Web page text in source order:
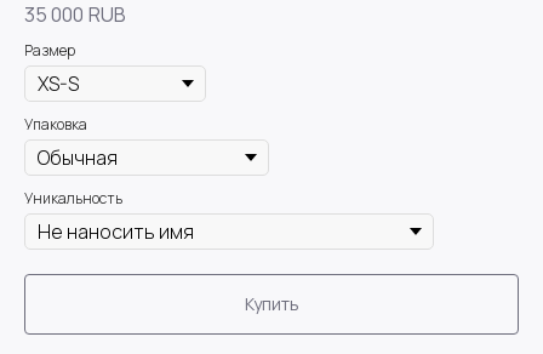
35 000 RUB
Размер
Упаковка
Уникальность
Купить